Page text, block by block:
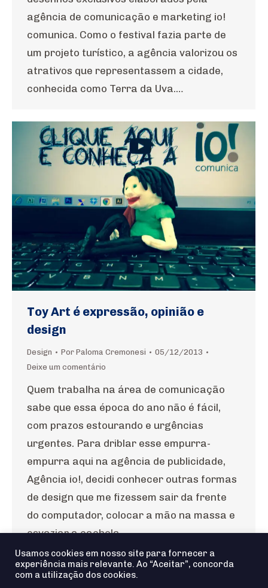
agência de comunicação e marketing io!
comunica. Como o festival fazia parte de
um projeto turístico, a agência valorizou os
atrativos que representassem a cidade,
conhecida como Terra da Uva.…
Toy Art é expressão, opinião e
design
Design Por Paloma Cremonesi
05/12/2013
Deixe um comentário
Quem trabalha na área de comunicação
sabe que essa época do ano não é fácil,
com prazos estourando e urgências
urgentes. Para driblar esse empurra-
empurra aqui na agência de publicidade,
Agência io!, decidi conhecer outras formas
de design que me fizessem sair da frente
do computador, colocar a mão na massa e
esvaziar a cachola.…
Usamos cookies em nosso site para fornecer a
experiência mais relevante. Ao “Aceitar”, concorda
com a utilização dos cookies.